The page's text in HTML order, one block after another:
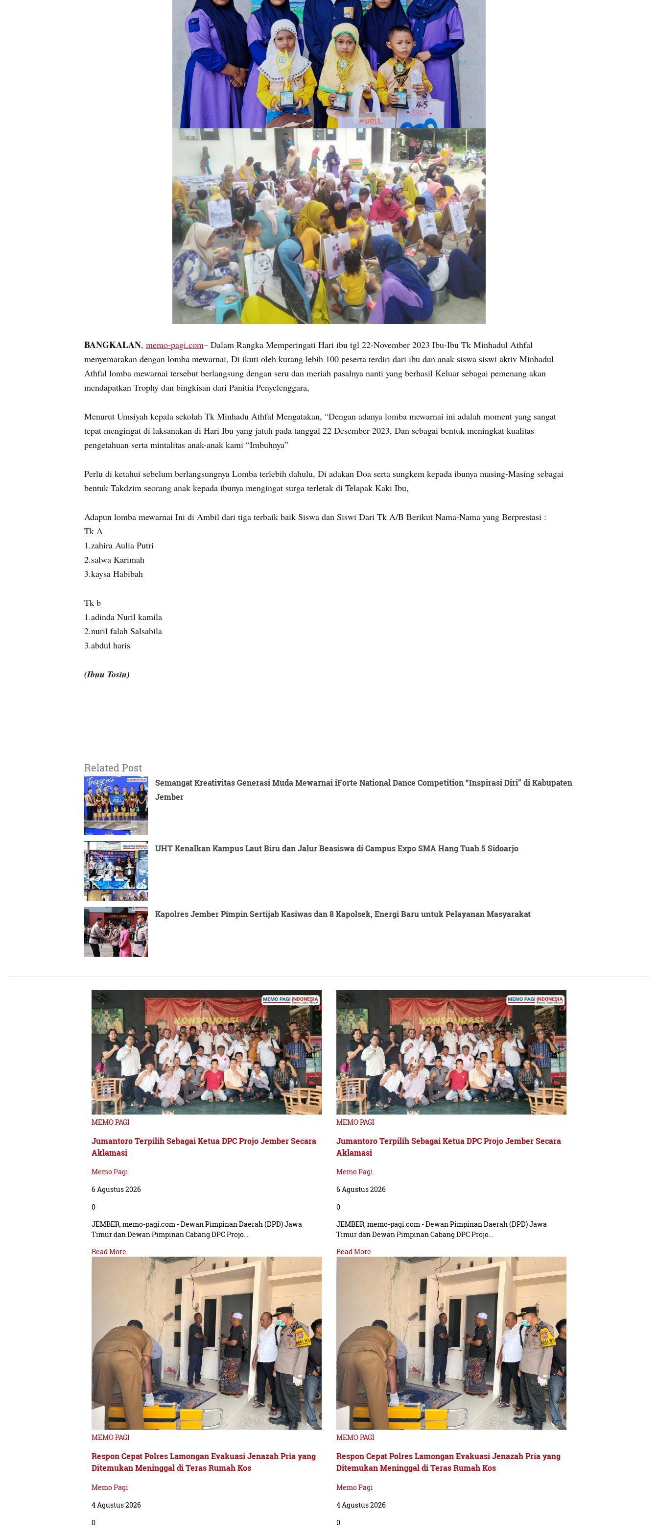
BANGKALAN, memo-pagi.com– Dalam Rangka Memperingati Hari ibu tgl 22-November 2023 Ibu-Ibu Tk Minhadul Athfal
menyemarakan dengan lomba mewarnai, Di ikuti oleh kurang lebih 100 peserta terdiri dari ibu dan anak siswa siswi aktiv Minhadul
Athfal lomba mewarnai tersebut berlangsung dengan seru dan meriah pasalnya nanti yang berhasil Keluar sebagai pemenang akan
mendapatkan Trophy dan bingkisan dari Panitia Penyelenggara,
Menurut Umsiyah kepala sekolah Tk Minhadu Athfal Mengatakan, “Dengan adanya lomba mewarnai ini adalah moment yang sangat
tepat mengingat di laksanakan di Hari Ibu yang jatuh pada tanggal 22 Desember 2023, Dan sebagai bentuk meningkat kualitas
pengetahuan serta mintalitas anak-anak kami “Imbuhnya”
Perlu di ketahui sebelum berlangsungnya Lomba terlebih dahulu, Di adakan Doa serta sungkem kepada ibunya masing-Masing sebagai
bentuk Takdzim seorang anak kepada ibunya mengingat surga terletak di Telapak Kaki Ibu,
Adapun lomba mewarnai Ini di Ambil dari tiga terbaik baik Siswa dan Siswi Dari Tk A/B Berikut Nama-Nama yang Berprestasi :
Tk A
1.zahira Aulia Putri
2.salwa Karimah
3.kaysa Habibah
Tk b
1.adinda Nuril kamila
2.nuril falah Salsabila
3.abdul haris
(Ibnu Tosin)
Related Post
Semangat Kreativitas Generasi Muda Mewarnai iForte National Dance Competition “Inspirasi Diri” di Kabupaten
Jember
UHT Kenalkan Kampus Laut Biru dan Jalur Beasiswa di Campus Expo SMA Hang Tuah 5 Sidoarjo
Kapolres Jember Pimpin Sertijab Kasiwas dan 8 Kapolsek, Energi Baru untuk Pelayanan Masyarakat
MEMO PAGI
Jumantoro Terpilih Sebagai Ketua DPC Projo Jember Secara
Aklamasi
Memo Pagi
6 Agustus 2026
0
JEMBER, memo-pagi.com - Dewan Pimpinan Daerah (DPD) Jawa
Timur dan Dewan Pimpinan Cabang DPC Projo…
Read More
MEMO PAGI
Respon Cepat Polres Lamongan Evakuasi Jenazah Pria yang
Ditemukan Meninggal di Teras Rumah Kos
Memo Pagi
4 Agustus 2026
0
MEMO PAGI
Jumantoro Terpilih Sebagai Ketua DPC Projo Jember Secara
Aklamasi
Memo Pagi
6 Agustus 2026
0
JEMBER, memo-pagi.com - Dewan Pimpinan Daerah (DPD) Jawa
Timur dan Dewan Pimpinan Cabang DPC Projo…
Read More
MEMO PAGI
Respon Cepat Polres Lamongan Evakuasi Jenazah Pria yang
Ditemukan Meninggal di Teras Rumah Kos
Memo Pagi
4 Agustus 2026
0